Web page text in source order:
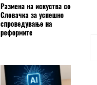
Размена на искуства со
Словачка за успешно
спроведување на
реформите